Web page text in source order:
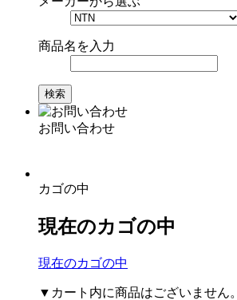
商品名を入力
お問い合わせ
カゴの中
現在のカゴの中
現在のカゴの中
▼カート内に商品はございません。